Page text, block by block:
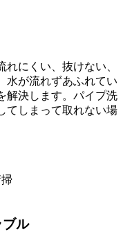
れにくい、抜けない、
水が流れずあふれてい
解決します。パイプ洗
てしまって取れない場
ル